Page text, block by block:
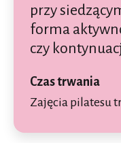
przy
forma
czy
Czas trwania
Zajęcia pilatesu